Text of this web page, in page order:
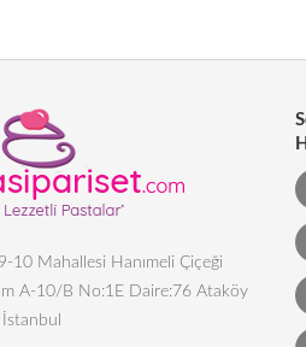
10 Mahallesi Hanımeli Çiçeği
A-10/B No:1E Daire:76 Ataköy